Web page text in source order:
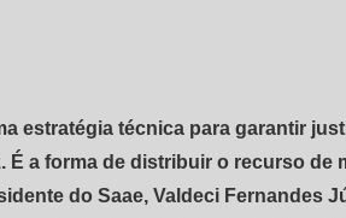
estratégia técnica para garantir
É a forma de distribuir o recurso de
do Saae, Valdeci Fernandes